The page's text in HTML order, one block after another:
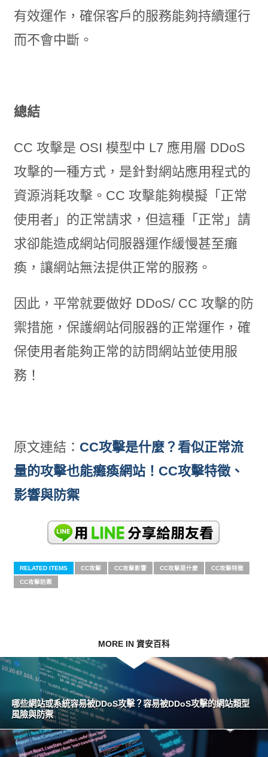
有效運作，確保客戶的服務能夠持續運行
而不會中斷。
總結
CC 攻擊是 OSI 模型中 L7 應用層 DDoS
攻擊的一種方式，是針對網站應用程式的
資源消耗攻擊。CC 攻擊能夠模擬「正常
使用者」的正常請求，但這種「正常」請
求卻能造成網站伺服器運作緩慢甚至癱
瘓，讓網站無法提供正常的服務。
因此，平常就要做好 DDoS/ CC 攻擊的防
禦措施，保護網站伺服器的正常運作，確
保使用者能夠正常的訪問網站並使用服
務！
原文連結： CC攻擊是什麼？看似正常流
量的攻擊也能癱瘓網站！CC攻擊特徵、
影響與防禦
RELATED ITEMS CC攻擊 CC攻擊影響 CC攻擊是什麼 CC攻擊特徵
CC攻擊防禦
MORE IN 資安百科
哪些網站或系統容易被DDoS攻擊？容易被DDoS攻擊的網站類型
風險與防禦